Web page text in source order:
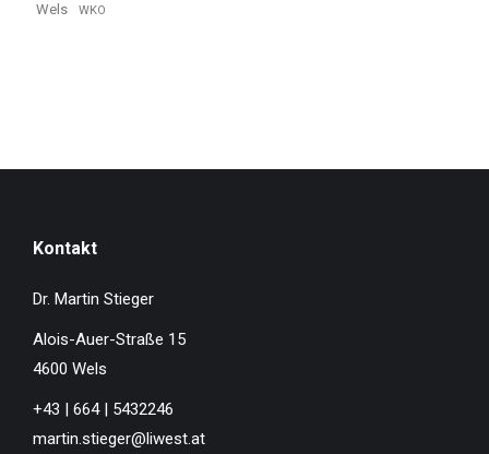
Wels WKO
Kontakt
Dr. Martin Stieger
Alois-Auer-Straße 15
4600 Wels
+43 | 664 | 5432246
martin.stieger@liwest.at